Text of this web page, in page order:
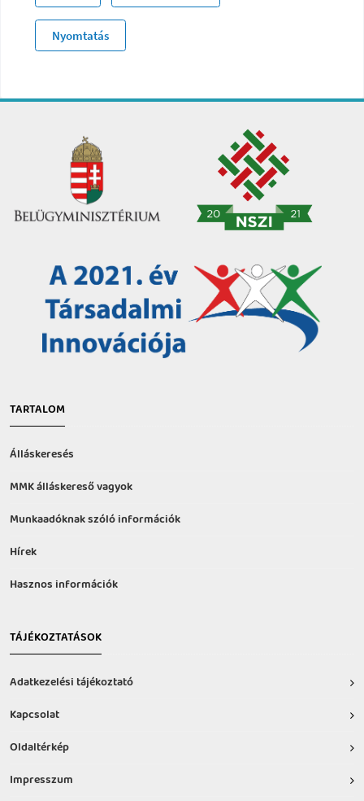
Nyomtatás
TARTALOM
Álláskeresés
MMK álláskereső vagyok
Munkaadóknak szóló információk
Hírek
Hasznos információk
TÁJÉKOZTATÁSOK
Adatkezelési tájékoztató
Kapcsolat
Oldaltérkép
Impresszum